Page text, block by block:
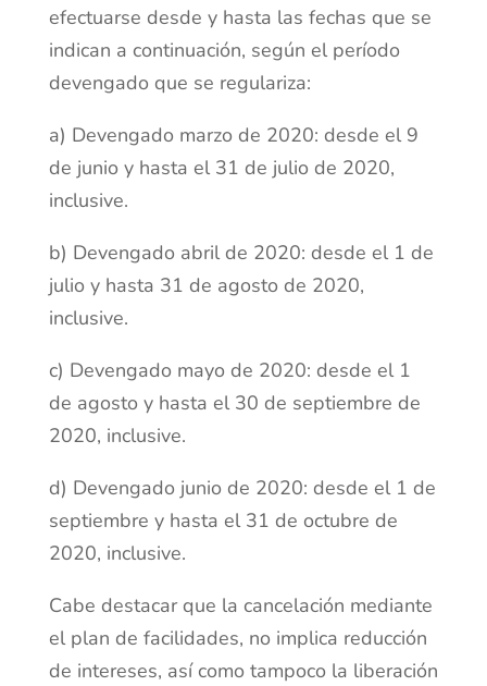
efectuarse desde y hasta las fechas que se
indican a continuación, según el período
devengado que se regulariza:
a) Devengado marzo de 2020: desde el 9
de junio y hasta el 31 de julio de 2020,
inclusive.
b) Devengado abril de 2020: desde el 1 de
julio y hasta 31 de agosto de 2020,
inclusive.
c) Devengado mayo de 2020: desde el 1
de agosto y hasta el 30 de septiembre de
2020, inclusive.
d) Devengado junio de 2020: desde el 1 de
septiembre y hasta el 31 de octubre de
2020, inclusive.
Cabe destacar que la cancelación mediante
el plan de facilidades, no implica reducción
de intereses, así como tampoco la liberación